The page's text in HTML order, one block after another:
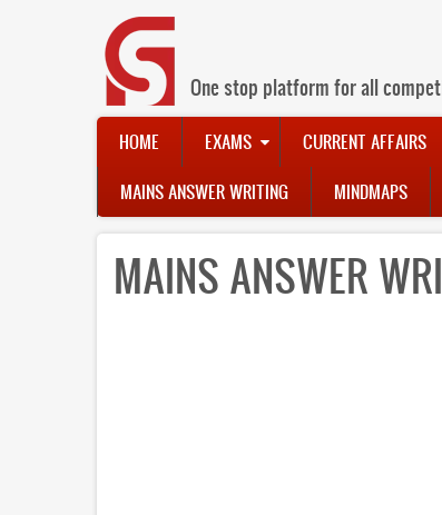
One stop platform for all
Main
navigation
HOME EXAMS CURRENT AFFAIRS
MAINS ANSWER WRITING MINDMAPS
MAINS ANSWER